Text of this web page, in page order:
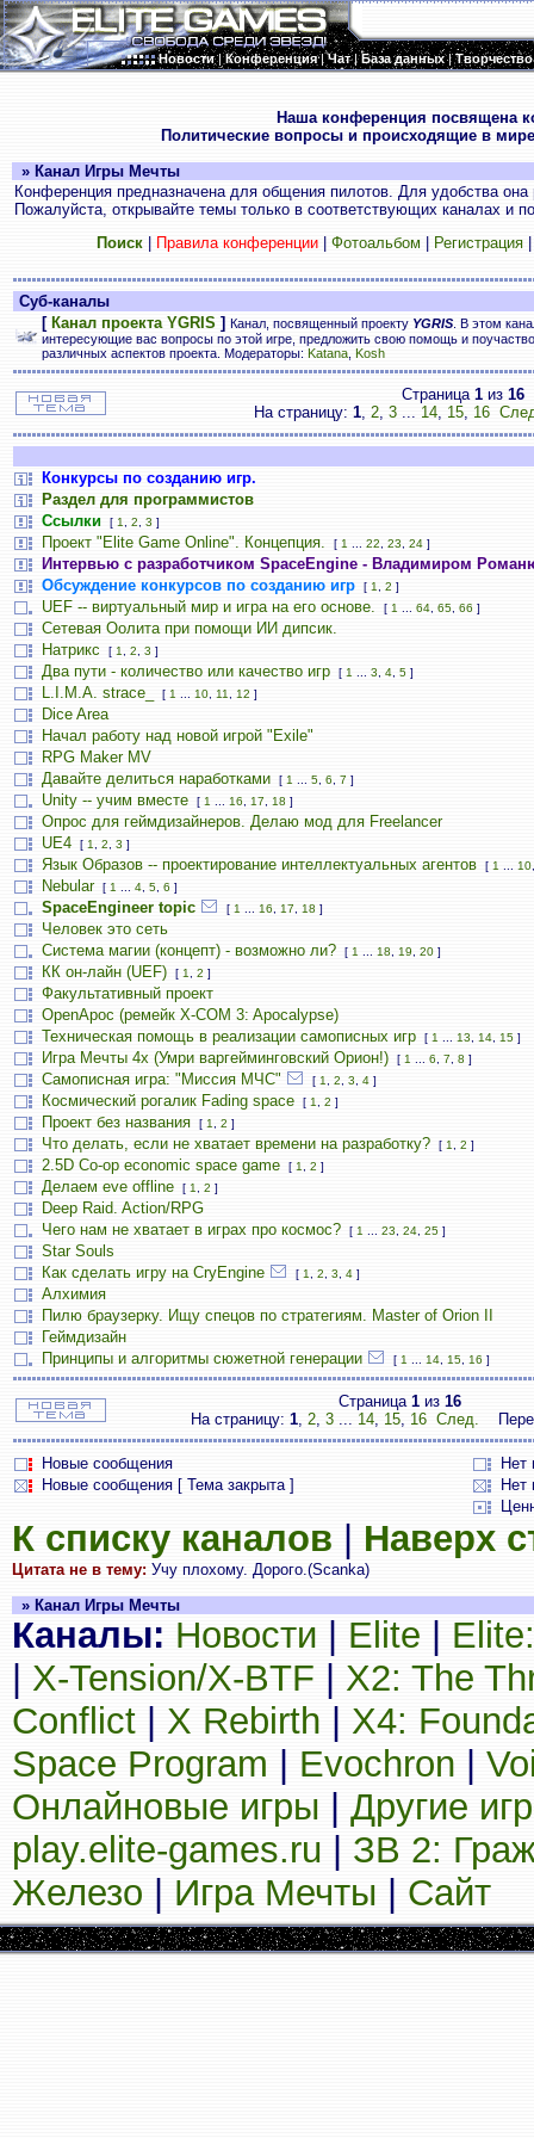
Новости|Конференция|Чат|База данных|Творчество
Наша конференция посвящена
Политические вопросы и происходящие в
» Канал Игры Мечты
Конференция предназначена для общения пилотов. Для удобства
Пожалуйста, открывайте темы только в соответствующих каналах и
Поиск| Правила конференции| Фотоальбом Регистрация
Суб-каналы
[ Канал проекта YGRIS ] Канал, посвященный проекту YGRIS . В этом
интересующие вас вопросы по этой игре, предложить свою помощь и
различных аспектов проекта. Модераторы: Katana Kosh
Страница 1из 16
На страницу: 1, 2, 3 ... 14, 15, 16
Конкурсы по созданию игр.
Раздел для программистов
Ссылки
[ 1 2 3 ]
Проект "Elite Game Online". Концепция. [ 1 22 23 24 ]
Интервью с разработчиком SpaceEngine - Владимиром
Обсуждение конкурсов по созданию игр
[ 1 2 ]
UEF -- виртуальный мир и игра на его основе. [ 1 64 65 66 ]
Сетевая Оолита при помощи ИИ дипсик.
Натрикс
[ 1 2 3 ]
Два пути - количество или качество игр [ 1 3 4 5 ]
L.I.M.A. strace_ [ 1 10 11 12 ]
Dice Area
Начал работу над новой игрой "Exile"
RPG Maker MV
Давайте делиться наработками
[ 1 5 6 7 ]
Unity -- учим вместе [ 1 16 17 18 ]
Опрос для геймдизайнеров. Делаю мод для Freelancer
UE4
[ 1 2 3 ]
Язык Образов -- проектирование интеллектуальных агентов [ 1 10
Nebular [ 1 4 5 6 ]
SpaceEngineer topic [ 1 16 17 18 ]
Человек это сеть
Система магии (концепт) - возможно ли?
[ 1 18 19 20 ]
КК он-лайн (UEF) [ 1 2 ]
Факультативный проект
OpenApoc (ремейк X-COM 3: Apocalypse)
Техническая помощь в реализации самописных игр
[ 1 13 14 15 ]
Игра Мечты 4х (Умри варгейминговский Орион!) [ 1 6 7 8 ]
Самописная игра: "Миссия МЧС" [ 1 2 3 4 ]
Космический рогалик Fading space [ 1 2 ]
Проект без названия [ 1 2 ]
Что делать, если не хватает времени на разработку? [ 1 2 ]
2.5D Co-op economic space game [ 1 2 ]
Делаем eve offline [ 1 2 ]
Deep Raid. Action/RPG
Чего нам не хватает в играх про космос?
[ 1 23 24 25 ]
Star Souls
Как сделать игру на CryEngine
[ 1 2 3 4 ]
Алхимия
Пилю браузерку. Ищу спецов по стратегиям. Master of Orion II
Геймдизайн
Принципы и алгоритмы сюжетной генерации
[ 1 14 15 16 ]
Страница 1из 16
На страницу: 1, 2, 3 ... 14, 15, 16 След.
Новые сообщения
Нет
Новые сообщения [ Тема закрыта ]
Нет
К списку каналов Наверх
Цитата не в тему: Учу плохому. Дорого.(Scanka)
» Канал Игры Мечты
Каналы: Новости Elite
X-Tension/X-BTF
X2: The
Conflict
X Rebirth
X4:
Space Program
Evochron
Онлайновые игры
Другие
play.elite-games.ru
ЗВ 2:
Железо
Игра Мечты Сайт